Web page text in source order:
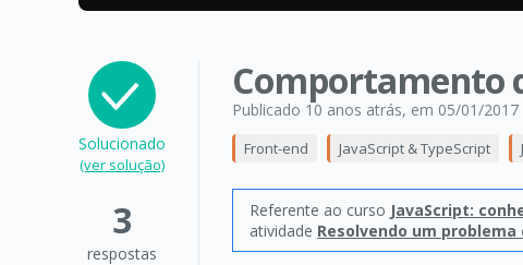
Solucionado
(ver solução)
3
respostas
Comportamento
Publicado 10 anos atrás, em 05/01/2017
Front-end JavaScript & TypeScript
Referente ao curso JavaScript:
atividade Resolvendo um